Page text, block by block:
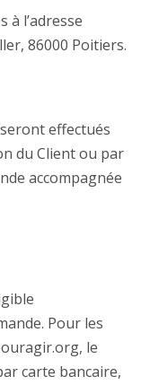
l’adresse
86000 Poitiers.
effectués
du Client ou par
accompagnée
Pour les
le
carte bancaire,